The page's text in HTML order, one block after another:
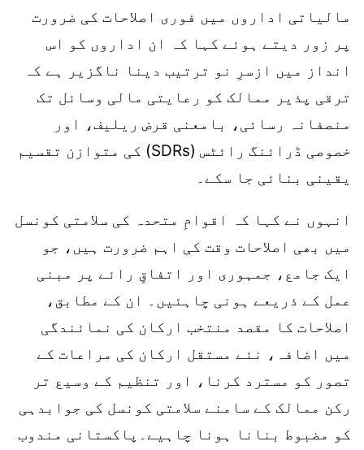
مالیاتی اداروں میں فوری اصلاحات کی ضرورت
پر زور دیتے ہوئے کہا کہ ان اداروں کو اس
انداز میں ازسرِ نو ترتیب دینا ناگزیر ہے کہ
ترقی پذیر ممالک کو رعایتی مالی وسائل تک
منصفانہ رسائی، بامعنی قرض ریلیف، اور
خصوصی ڈرائنگ رائٹس (SDRs) کی متوازن تقسیم
یقینی بنائی جا سکے۔
انہوں نے کہا کہ اقوامِ متحدہ کی سلامتی کونسل
میں بھی اصلاحات وقت کی اہم ضرورت ہیں، جو
ایک جامع، جمہوری اور اتفاقِ رائے پر مبنی
عمل کے ذریعے ہونی چاہئیں۔ ان کے مطابق،
اصلاحات کا مقصد منتخب ارکان کی نمائندگی
میں اضافہ، نئے مستقل ارکان کی مراعات کے
تصور کو مسترد کرنا، اور تنظیم کے وسیع تر
رکن ممالک کے سامنے سلامتی کونسل کی جوابدہی
کو مضبوط بنانا ہونا چاہیے۔پاکستانی مندوب